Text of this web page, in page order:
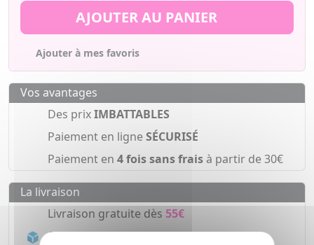
AJOUTER AU PANIER
Ajouter à mes favoris
Vos avantages
Des prixIMBATTABLES
Paiement en ligneSÉCURISÉ
Paiement en 4 fois sans fraisà partir de 30€
La livraison
Livraison gratuite dès 55€
Acheminement Chronoposten 24h*